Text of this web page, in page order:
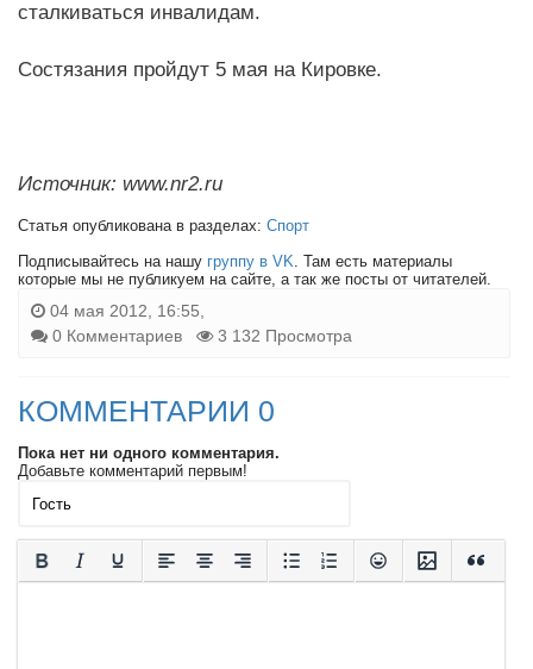
сталкиваться инвалидам.
Состязания пройдут 5 мая на Кировке.
Источник: www.nr2.ru
Статья опубликована в разделах: Спорт
Подписывайтесь на нашу группу в VK. Там есть материалы
которые мы не публикуем на сайте, а так же посты от читателей.
04 мая 2012, 16:55,
0 Комментариев
3 132 Просмотра
КОММЕНТАРИИ 0
Пока нет ни одного комментария.
Добавьте комментарий первым!